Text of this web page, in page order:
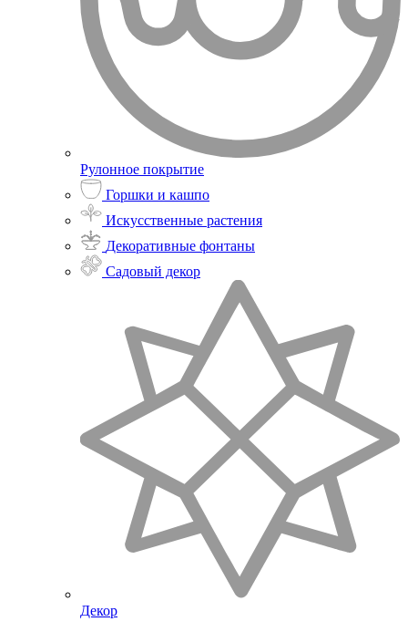
Рулонное покрытие
Горшки и кашпо
Искусственные растения
Декоративные фонтаны
Садовый декор
Декор